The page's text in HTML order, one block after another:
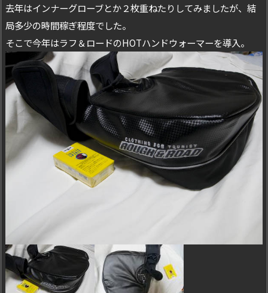
去年はインナーグローブとか２枚重ねたりしてみましたが、結
局多少の時間稼ぎ程度でした。
そこで今年はラフ＆ロードのHOTハンドウォーマーを導入。